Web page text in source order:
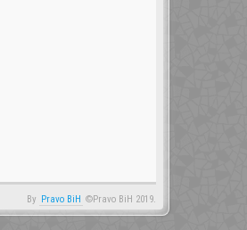
By Pravo BiH ©Pravo BiH 2019.